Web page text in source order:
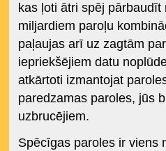
kas ļoti ātri spēj pārbaudīt
miljardiem paroļu
paļaujas arī uz zagtām
iepriekšējiem datu
atkārtoti izmantojat
paredzamas paroles, jūs
uzbrucējiem.
Spēcīgas paroles ir viens